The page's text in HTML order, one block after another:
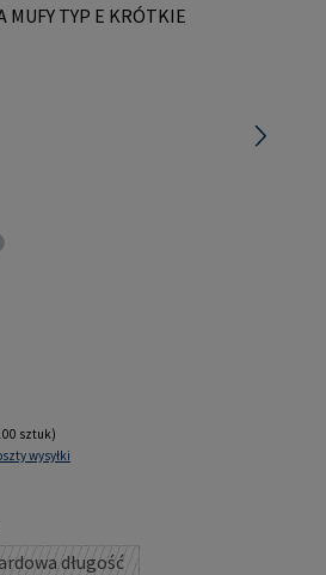
sztuk)
wysyłki
długość